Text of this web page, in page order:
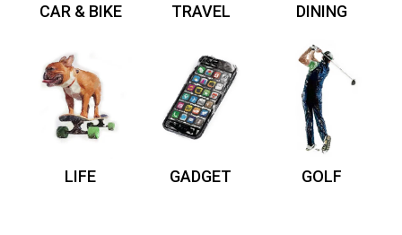
CAR & BIKE TRAVEL DINING
LIFE GADGET GOLF